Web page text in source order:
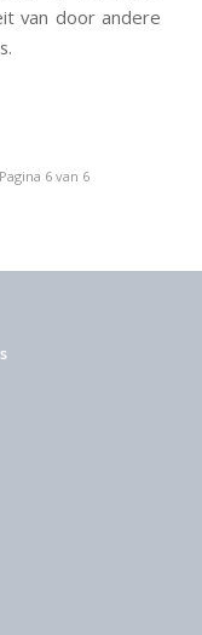
van door andere
Pagina 6 van 6